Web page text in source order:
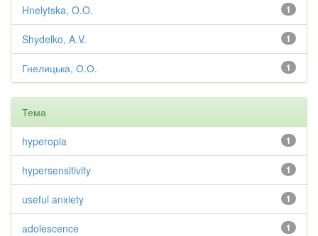
1
Hnelytska, O.O.
1
Shydelko, A.V.
1
Гнелицька, О.О.
Тема
1
hyperopia
1
hypersensitivity
1
useful anxiety
1
аdolescence